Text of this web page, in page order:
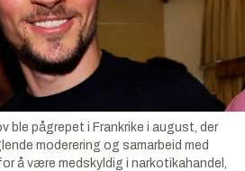
ble pågrepet i Frankrike i august, der
moderering og samarbeid med
å være medskyldig i narkotikahandel,